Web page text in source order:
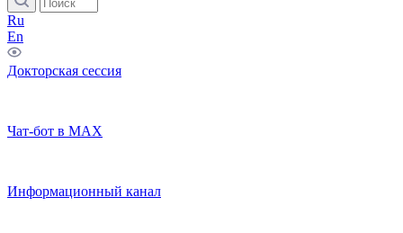
Ru
En
Докторская сессия
Чат-бот в MAX
Информационный канал